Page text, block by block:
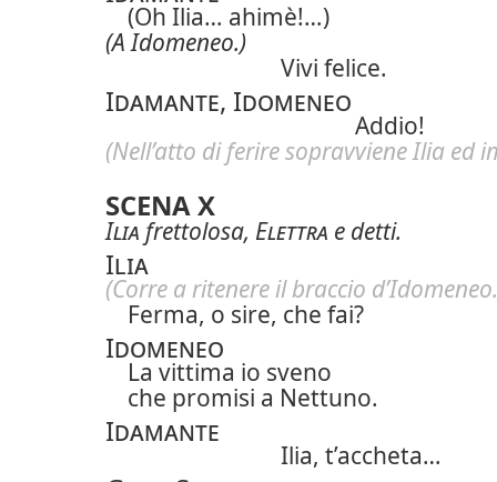
(Oh Ilia… ahimè!…)
(A Idomeneo.)
Vivi felice.
Idamante, Idomeneo
Addio!
(Nell’atto di ferire sopravviene Ilia ed
SCENA X
Ilia frettolosa, Elettra e detti.
Ilia
(Corre a ritenere il braccio
Ferma, o sire, che fai?
Idomeneo
La vittima io sveno
che promisi a Nettuno.
Idamante
Ilia, t’accheta…